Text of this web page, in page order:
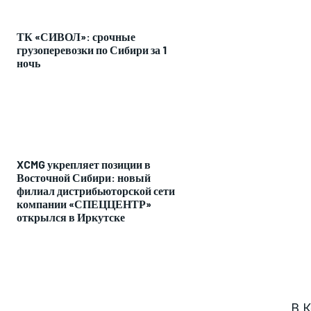
ТК «СИВОЛ»: срочные
грузоперевозки по Сибири за 1
ночь
XCMG укрепляет позиции в
Восточной Сибири: новый
филиал дистрибьюторской сети
компании «СПЕЦЦЕНТР»
открылся в Иркутске